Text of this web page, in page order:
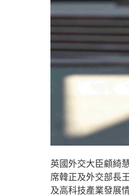
英國外交大臣顧綺
席韓正及外交部長
及高科技產業發展